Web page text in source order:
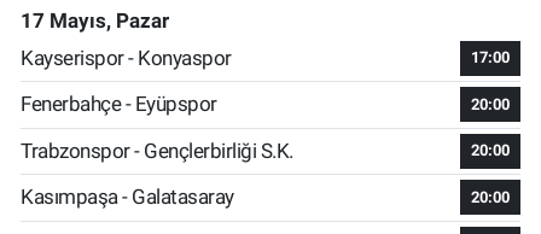
17 Mayıs, Pazar
Kayserispor - Konyaspor
17:00
Fenerbahçe - Eyüpspor 20:00
Trabzonspor - Gençlerbirliği S.K. 20:00
Kasımpaşa - Galatasaray 20:00